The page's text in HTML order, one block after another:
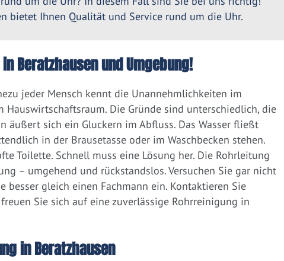
bietet Ihnen Qualität und Service rund um die Uhr.
Beratzhausen und Umgebung!
jeder Mensch kennt die Unannehmlichkeiten im
Hauswirtschaftsraum. Die Gründe sind unterschiedlich, die
äußert sich ein Gluckern im Abfluss. Das Wasser fließt
in der Brausetasse oder im Waschbecken stehen.
Toilette. Schnell muss eine Lösung her. Die Rohrleitung
– umgehend und rückstandslos. Versuchen Sie gar nicht
besser gleich einen Fachmann ein. Kontaktieren Sie
Sie sich auf eine zuverlässige Rohrreinigung in
in Beratzhausen